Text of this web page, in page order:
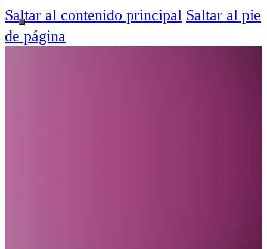
Saltar al contenido principal Saltar al pie
de página